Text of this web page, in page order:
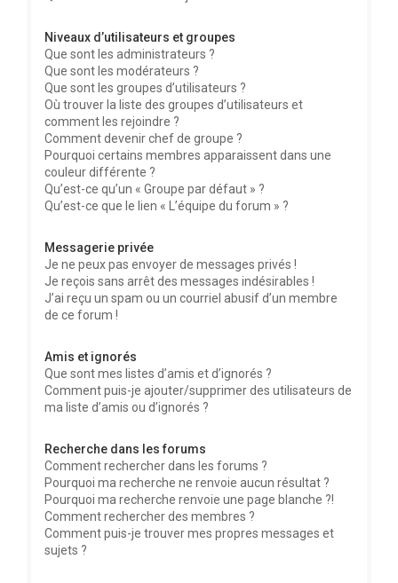
Niveaux d’utilisateurs et groupes
Que sont les administrateurs ?
Que sont les modérateurs ?
Que sont les groupes d’utilisateurs ?
Où trouver la liste des groupes d’utilisateurs et
comment les rejoindre ?
Comment devenir chef de groupe ?
Pourquoi certains membres apparaissent dans une
couleur différente ?
Qu’est-ce qu’un « Groupe par défaut » ?
Qu’est-ce que le lien « L’équipe du forum » ?
Messagerie privée
Je ne peux pas envoyer de messages privés !
Je reçois sans arrêt des messages indésirables !
J’ai reçu un spam ou un courriel abusif d’un membre
de ce forum !
Amis et ignorés
Que sont mes listes d’amis et d’ignorés ?
Comment puis-je ajouter/supprimer des utilisateurs de
ma liste d’amis ou d’ignorés ?
Recherche dans les forums
Comment rechercher dans les forums ?
Pourquoi ma recherche ne renvoie aucun résultat ?
Pourquoi ma recherche renvoie une page blanche ?!
Comment rechercher des membres ?
Comment puis-je trouver mes propres messages et
sujets ?